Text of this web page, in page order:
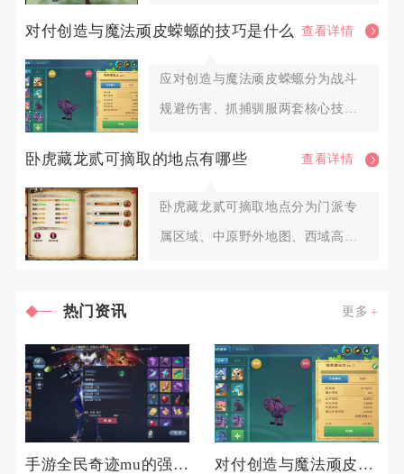
对付创造与魔法顽皮蝾螈的技巧是什么 查看详情
应对创造与魔法顽皮蝾螈分为战斗
规避伤害、抓捕驯服两套核心技
血
卧虎藏龙贰可摘取的地点有哪些 查看详情
卧虎藏龙贰可摘取地点分为门派专
属区域、中原野外地图、西域高阶
热门资讯 更多
手游全民奇迹mu的强化技巧有哪些 对付创造与魔法顽皮蝾螈的技巧是什么